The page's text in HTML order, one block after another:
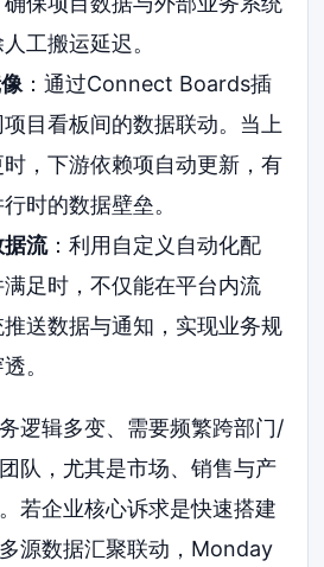
工搬运延迟。
：通过Connect Boards插
目看板间的数据联动。当上
，下游依赖项自动更新，有
时的数据壁垒。
流：利用自定义自动化配
足时，不仅能在平台内流
送数据与通知，实现业务规
。
务逻辑多变、需要频繁跨部门/
队，尤其是市场、销售与产
若企业核心诉求是快速搭建
源数据汇聚联动，Monday